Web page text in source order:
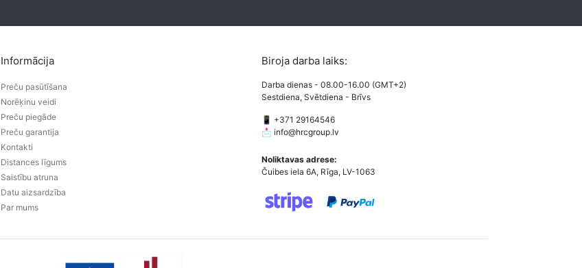
Informācija
Preču pasūtīšana
Norēķinu veidi
Preču piegāde
Preču garantija
Kontakti
Distances līgums
Saistību atruna
Datu aizsardzība
Par mums
Biroja darba laiks:
Darba dienas - 08.00-16.00 (GMT+2)
Sestdiena, Svētdiena - Brīvs
📱 +371 29164546
📩 info@hrcgroup.lv
Noliktavas adrese:
Čuibes iela 6A, Rīga, LV-1063